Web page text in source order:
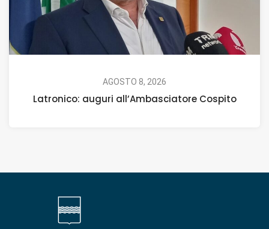
AGOSTO 8, 2026
Latronico: auguri all’Ambasciatore Cospito